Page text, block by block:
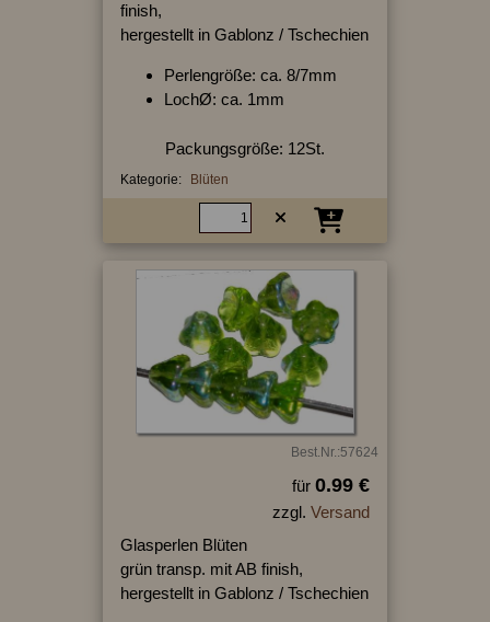
finish,
hergestellt in Gablonz / Tschechien
Perlengröße: ca. 8/7mm
LochØ: ca. 1mm
Packungsgröße: 12St.
Kategorie: Blüten
Best.Nr.:57624
für 0.99 €
zzgl. Versand
Glasperlen Blüten
grün transp. mit AB finish,
hergestellt in Gablonz / Tschechien